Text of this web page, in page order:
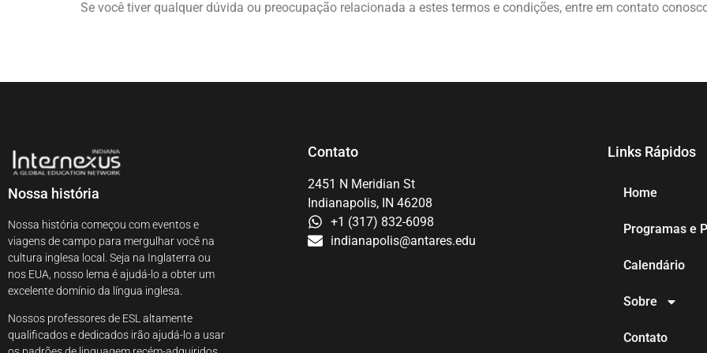
Se você tiver qualquer dúvida ou preocupação relacionada a estes termos e condições, entre em contato
Nossa história
Nossa história começou com eventos e
viagens de campo para mergulhar você na
cultura inglesa local. Seja na Inglaterra ou
nos EUA, nosso lema é ajudá-lo a obter um
excelente domínio da língua inglesa.
Nossos professores de ESL altamente
qualificados e dedicados irão ajudá-lo a usar
Contato
2451 N Meridian St
Indianapolis, IN 46208
+1 (317) 832-6098
indianapolis@antares.edu
Links Rápidos
Home
Programas e
Calendário
Sobre
Contato